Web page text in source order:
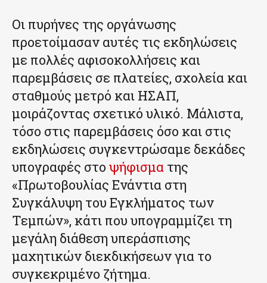
Οι πυρήνες της οργάνωσης
προετοίμασαν αυτές τις εκδηλώσεις
με πολλές αφισοκολλήσεις και
παρεμβάσεις σε πλατείες, σχολεία και
σταθμούς μετρό και ΗΣΑΠ,
μοιράζοντας σχετικό υλικό. Μάλιστα,
τόσο στις παρεμβάσεις όσο και στις
εκδηλώσεις συγκεντρώσαμε δεκάδες
υπογραφές στο ψήφισμα της
«Πρωτοβουλίας Ενάντια στη
Συγκάλυψη του Εγκλήματος των
Τεμπών», κάτι που υπογραμμίζει τη
μεγάλη διάθεση υπεράσπισης
μαχητικών διεκδικήσεων για το
συγκεκριμένο ζήτημα.